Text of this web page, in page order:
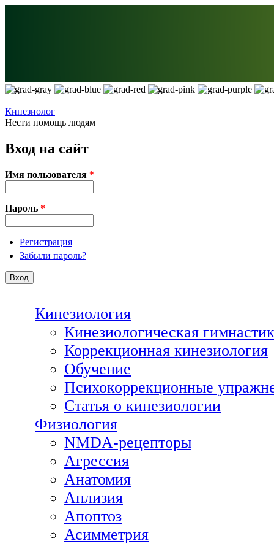
Кинезиолог
Нести помощь людям
Вход на сайт
Имя пользователя *
Пароль *
Регистрация
Забыли пароль?
Кинезиология
Кинезиологическая
Коррекционная кинезиология
Обучение
Психокоррекционные
Статья о кинезиологии
Физиология
NMDA-рецепторы
Агрессия
Анатомия
Аплизия
Апоптоз
Асимметрия